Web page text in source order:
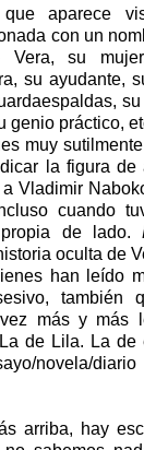
aparece
con un
Vera, su
su ayudante,
genio práctico,
muy
la figura de
Vladimir
cuando
propia de lado.
oculta de
han leído
también
más y más
de Lila. La de
novela/
arriba, hay